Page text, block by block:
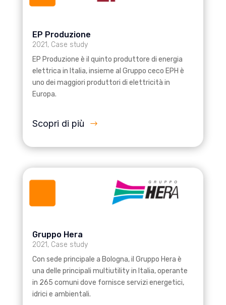
EP Produzione
2021, Case study
EP Produzione è il quinto produttore di energia
elettrica in Italia, insieme al Gruppo ceco EPH è
uno dei maggiori produttori di elettricità in
Europa.
Scopri di più
Gruppo Hera
2021, Case study
Con sede principale a Bologna, il Gruppo Hera è
una delle principali multiutility in Italia, operante
in 265 comuni dove fornisce servizi energetici,
idrici e ambientali.